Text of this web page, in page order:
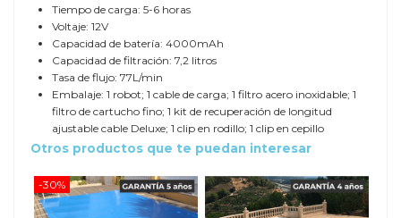
Tiempo de carga: 5-6 horas
Voltaje: 12V
Capacidad de batería: 4000mAh
Capacidad de filtración: 7,2 litros
Tasa de flujo: 77L/min
Embalaje: 1 robot; 1 cable de carga; 1 filtro acero inoxidable; 1
filtro de cartucho fino; 1 kit de recuperación de longitud
ajustable cable Deluxe; 1 clip en rodillo; 1 clip en cepillo
Otros productos que te puedan interesar
-30%